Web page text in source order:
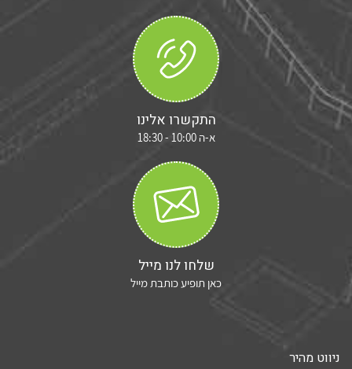
התקשרו אלינו
א-ה 10:00 - 18:30
שלחו לנו מייל
כאן תופיע כותבת מייל
ניווט מהיר